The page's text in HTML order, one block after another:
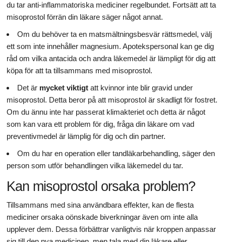
du tar anti-inflammatoriska mediciner regelbundet. Fortsätt att ta
misoprostol förrän din läkare säger något annat.
Om du behöver ta en matsmältningsbesvär rättsmedel, välj
ett som inte innehåller magnesium. Apotekspersonal kan ge dig
råd om vilka antacida och andra läkemedel är lämpligt för dig att
köpa för att ta tillsammans med misoprostol.
Det är mycket viktigt att kvinnor inte blir gravid under
misoprostol. Detta beror på att misoprostol är skadligt för fostret.
Om du ännu inte har passerat klimakteriet och detta är något
som kan vara ett problem för dig, fråga din läkare om vad
preventivmedel är lämplig för dig och din partner.
Om du har en operation eller tandläkarbehandling, säger den
person som utför behandlingen vilka läkemedel du tar.
Kan misoprostol orsaka problem?
Tillsammans med sina användbara effekter, kan de flesta
mediciner orsaka oönskade biverkningar även om inte alla
upplever dem. Dessa förbättrar vanligtvis när kroppen anpassar